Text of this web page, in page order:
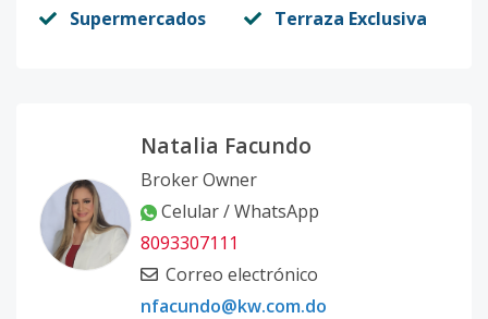
Supermercados Terraza Exclusiva
Natalia Facundo
Broker Owner
Celular / WhatsApp
8093307111
Correo electrónico
nfacundo@kw.com.do